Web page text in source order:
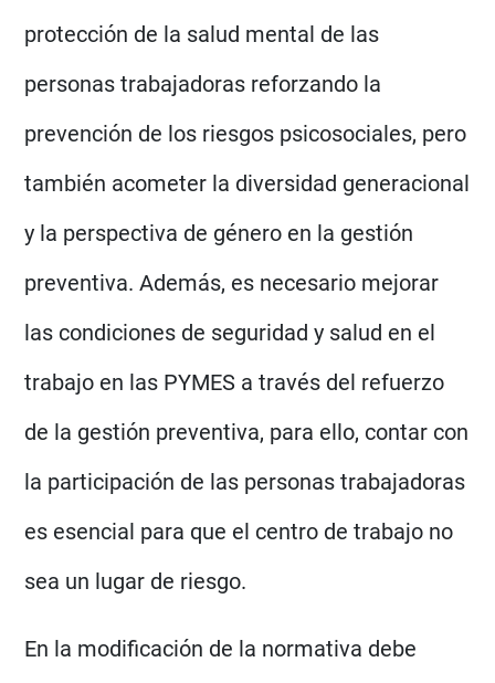
protección de la salud mental de las
personas trabajadoras reforzando la
prevención de los riesgos psicosociales, pero
también acometer la diversidad generacional
y la perspectiva de género en la gestión
preventiva. Además, es necesario mejorar
las condiciones de seguridad y salud en el
trabajo en las PYMES a través del refuerzo
de la gestión preventiva, para ello, contar con
la participación de las personas trabajadoras
es esencial para que el centro de trabajo no
sea un lugar de riesgo.
En la modificación de la normativa debe